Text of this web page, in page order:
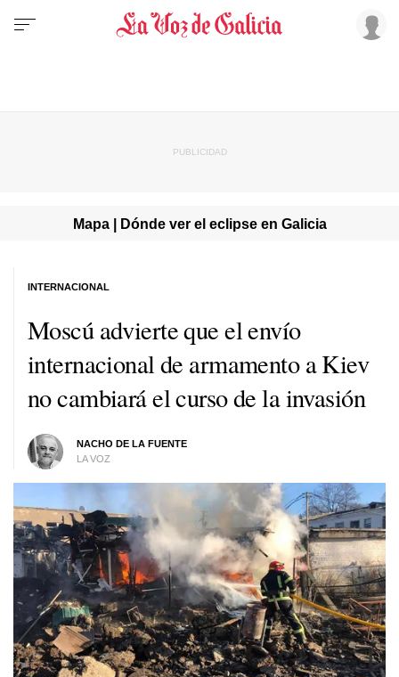
Mapa | Dónde ver el eclipse en Galicia
Moscú advierte que el envío
internacional de armamento a Kiev
no cambiará el curso de la invasión
NACHO DE LA FUENTE
LA VOZ
INTERNACIONAL